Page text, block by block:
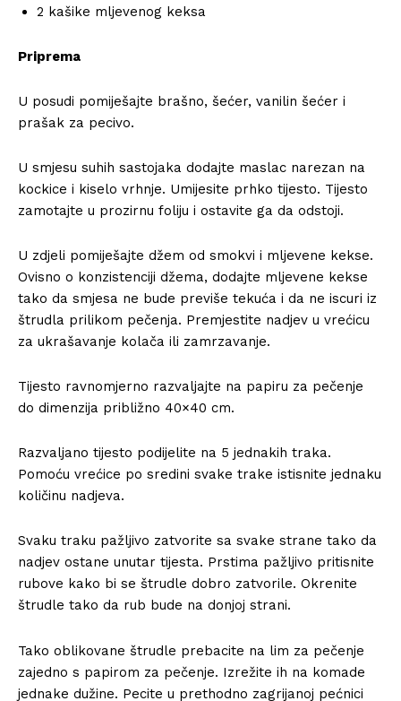
2 kašike mljevenog keksa
Priprema
U posudi pomiješajte brašno, šećer, vanilin šećer i
prašak za pecivo.
U smjesu suhih sastojaka dodajte maslac narezan na
kockice i kiselo vrhnje. Umijesite prhko tijesto. Tijesto
zamotajte u prozirnu foliju i ostavite ga da odstoji.
U zdjeli pomiješajte džem od smokvi i mljevene kekse.
Ovisno o konzistenciji džema, dodajte mljevene kekse
tako da smjesa ne bude previše tekuća i da ne iscuri iz
štrudla prilikom pečenja. Premjestite nadjev u vrećicu
za ukrašavanje kolača ili zamrzavanje.
Tijesto ravnomjerno razvaljajte na papiru za pečenje
do dimenzija približno 40×40 cm.
Razvaljano tijesto podijelite na 5 jednakih traka.
Pomoću vrećice po sredini svake trake istisnite jednaku
količinu nadjeva.
Svaku traku pažljivo zatvorite sa svake strane tako da
nadjev ostane unutar tijesta. Prstima pažljivo pritisnite
rubove kako bi se štrudle dobro zatvorile. Okrenite
štrudle tako da rub bude na donjoj strani.
Tako oblikovane štrudle prebacite na lim za pečenje
zajedno s papirom za pečenje. Izrežite ih na komade
jednake dužine. Pecite u prethodno zagrijanoj pećnici